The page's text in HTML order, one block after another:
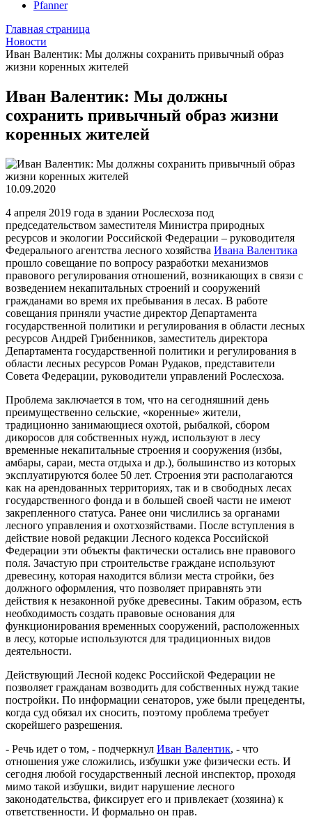
Pfanner
Главная страница
Новости
Иван Валентик: Мы должны сохранить привычный образ
жизни коренных жителей
Иван Валентик: Мы должны
сохранить привычный образ жизни
коренных жителей
10.09.2020
4 апреля 2019 года в здании Рослесхоза под
председательством заместителя Министра природных
ресурсов и экологии Российской Федерации – руководителя
Федерального агентства лесного хозяйства Ивана Валентика
прошло совещание по вопросу разработки механизмов
правового регулирования отношений, возникающих в связи с
возведением некапитальных строений и сооружений
гражданами во время их пребывания в лесах. В работе
совещания приняли участие директор Департамента
государственной политики и регулирования в области лесных
ресурсов Андрей Грибенников, заместитель директора
Департамента государственной политики и регулирования в
области лесных ресурсов Роман Рудаков, представители
Совета Федерации, руководители управлений Рослесхоза.
Проблема заключается в том, что на сегодняшний день
преимущественно сельские, «коренные» жители,
традиционно занимающиеся охотой, рыбалкой, сбором
дикоросов для собственных нужд, используют в лесу
временные некапитальные строения и сооружения (избы,
амбары, сараи, места отдыха и др.), большинство из которых
эксплуатируются более 50 лет. Строения эти располагаются
как на арендованных территориях, так и в свободных лесах
государственного фонда и в большей своей части не имеют
закрепленного статуса. Ранее они числились за органами
лесного управления и охотхозяйствами. После вступления в
действие новой редакции Лесного кодекса Российской
Федерации эти объекты фактически остались вне правового
поля. Зачастую при строительстве граждане используют
древесину, которая находится вблизи места стройки, без
должного оформления, что позволяет приравнять эти
действия к незаконной рубке древесины. Таким образом, есть
необходимость создать правовые основания для
функционирования временных сооружений, расположенных
в лесу, которые используются для традиционных видов
деятельности.
Действующий Лесной кодекс Российской Федерации не
позволяет гражданам возводить для собственных нужд такие
постройки. По информации сенаторов, уже были прецеденты,
когда суд обязал их сносить, поэтому проблема требует
скорейшего разрешения.
- Речь идет о том, - подчеркнул Иван Валентик, - что
отношения уже сложились, избушки уже физически есть. И
сегодня любой государственный лесной инспектор, проходя
мимо такой избушки, видит нарушение лесного
законодательства, фиксирует его и привлекает (хозяина) к
ответственности. И формально он прав.